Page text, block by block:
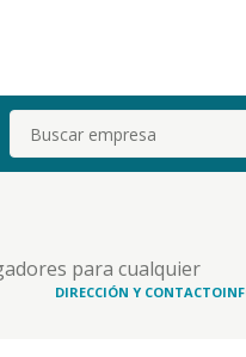
Buscar
para cualquier
DIRECCIÓN Y CONTACTO